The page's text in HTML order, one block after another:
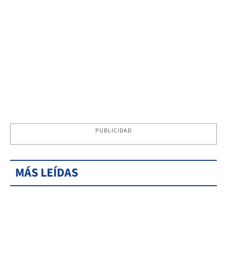
PUBLICIDAD
MÁS LEÍDAS